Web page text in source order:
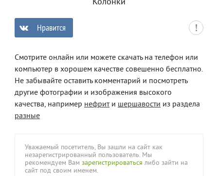
Колонки
Нравится
Смотрите онлайн или можете скачать на телефон или
компьютер в хорошем качестве совешенно бесплатно.
Не забывайте оставить комментарий и посмотреть
другие фотографии и изображения высокого
качества, например нефрити шершавости из раздела
разные
Уважаемый посетитель, Вы зашли на сайт как
незарегистрированный пользователь. Мы
рекомендуем Вам зарегистрироваться либо зайти на
сайт под своим именем.